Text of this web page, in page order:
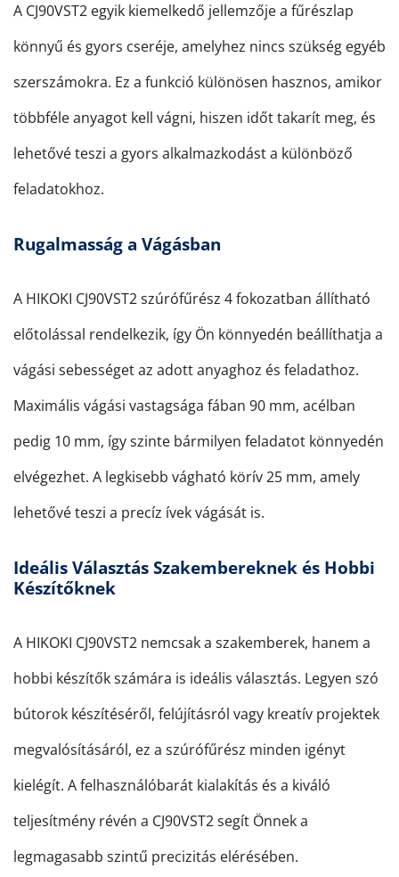
A CJ90VST2 egyik kiemelkedő jellemzője a fűrészlap
könnyű és gyors cseréje, amelyhez nincs szükség egyéb
szerszámokra. Ez a funkció különösen hasznos, amikor
többféle anyagot kell vágni, hiszen időt takarít meg, és
lehetővé teszi a gyors alkalmazkodást a különböző
feladatokhoz.
Rugalmasság a Vágásban
A HIKOKI CJ90VST2 szúrófűrész 4 fokozatban állítható
előtolással rendelkezik, így Ön könnyedén beállíthatja a
vágási sebességet az adott anyaghoz és feladathoz.
Maximális vágási vastagsága fában 90 mm, acélban
pedig 10 mm, így szinte bármilyen feladatot könnyedén
elvégezhet. A legkisebb vágható körív 25 mm, amely
lehetővé teszi a precíz ívek vágását is.
Ideális Választás Szakembereknek és Hobbi
Készítőknek
A HIKOKI CJ90VST2 nemcsak a szakemberek, hanem a
hobbi készítők számára is ideális választás. Legyen szó
bútorok készítéséről, felújításról vagy kreatív projektek
megvalósításáról, ez a szúrófűrész minden igényt
kielégít. A felhasználóbarát kialakítás és a kiváló
teljesítmény révén a CJ90VST2 segít Önnek a
legmagasabb szintű precizitás elérésében.